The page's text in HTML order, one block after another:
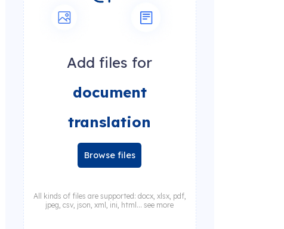
Add files for
document
translation
Browse files
All kinds of files are supported: docx, xlsx, pdf,
jpeg, csv, json, xml, ini, html... see more